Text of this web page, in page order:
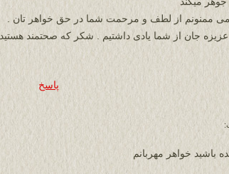
ممنونم از لطف و مرحمت شما در حق خواهر تان .
عزیزه جان از شما یادی داشتیم . شکر که صحتمند هستید
پاسخ
باشید خواهر مهربانم